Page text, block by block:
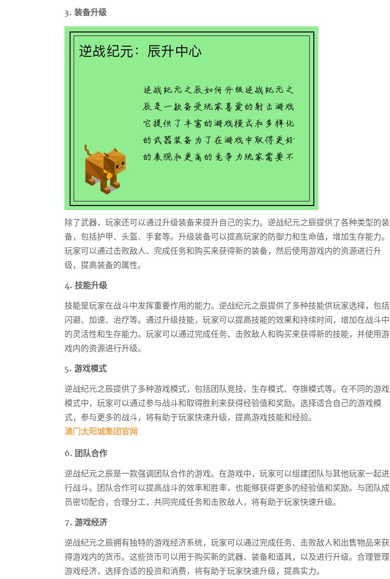
3. 装备升级
除了武器，玩家还可以通过升级装备来提升自己的实力。逆战纪元之辰提供了各种类型的装
备，包括护甲、头盔、手套等。升级装备可以提高玩家的防御力和生命值，增加生存能力。
玩家可以通过击败敌人、完成任务和购买来获得新的装备，然后使用游戏内的资源进行升
级，提高装备的属性。
4. 技能升级
技能是玩家在战斗中发挥重要作用的能力。逆战纪元之辰提供了多种技能供玩家选择，包括
闪避、加速、治疗等。通过升级技能，玩家可以提高技能的效果和持续时间，增加在战斗中
的灵活性和生存能力。玩家可以通过完成任务、击败敌人和购买来获得新的技能，并使用游
戏内的资源进行升级。
5. 游戏模式
逆战纪元之辰提供了多种游戏模式，包括团队竞技、生存模式、夺旗模式等。在不同的游戏
模式中，玩家可以通过参与战斗和取得胜利来获得经验值和奖励。选择适合自己的游戏模
式，参与更多的战斗，将有助于玩家快速升级，提高游戏技能和经验。
澳门太阳城集团官网
6. 团队合作
逆战纪元之辰是一款强调团队合作的游戏。在游戏中，玩家可以组建团队与其他玩家一起进
行战斗。团队合作可以提高战斗的效率和胜率，也能够获得更多的经验值和奖励。与团队成
员密切配合，合理分工，共同完成任务和击败敌人，将有助于玩家快速升级。
7. 游戏经济
逆战纪元之辰拥有独特的游戏经济系统，玩家可以通过完成任务、击败敌人和出售物品来获
得游戏内的货币。这些货币可以用于购买新的武器、装备和道具，以及进行升级。合理管理
游戏经济，选择合适的投资和消费，将有助于玩家快速升级，提高实力。